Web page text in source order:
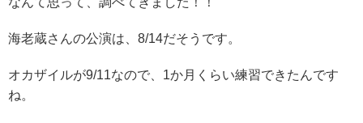
海老蔵さんの公演は、8/14だそうです。
オカザイルが9/11なので、1か月くらい練習できたんです
ね。